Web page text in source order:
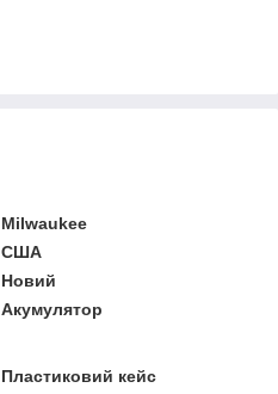
Milwaukee
США
Новий
Акумулятор
Пластиковий кейс